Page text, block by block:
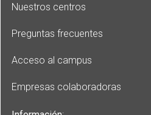
Nuestros centros
Preguntas frecuentes
Acceso al campus
Empresas colaboradoras